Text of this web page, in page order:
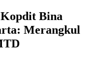
Bina
Merangkul